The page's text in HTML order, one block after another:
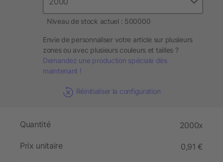
Niveau de stock actuel : 500000
Envie de personnaliser votre article sur plusieurs
zones ou avec plusieurs couleurs et tailles ?
Demandez une production spéciale dès
maintenant !
Réinitialiser la configuration
Quantité 2000x
Prix unitaire 0,91 €